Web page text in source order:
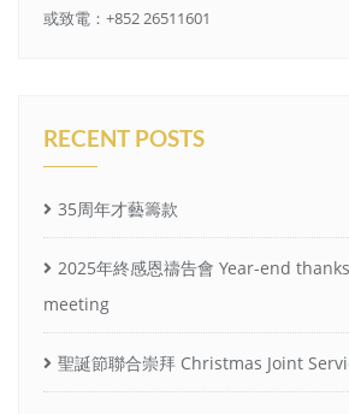
或致電：+852 26511601
RECENT POSTS
35周年才藝籌款
2025年終感恩禱告會 Year-end
meeting
聖誕節聯合崇拜 Christmas Joint